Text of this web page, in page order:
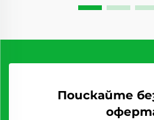
Поискайте